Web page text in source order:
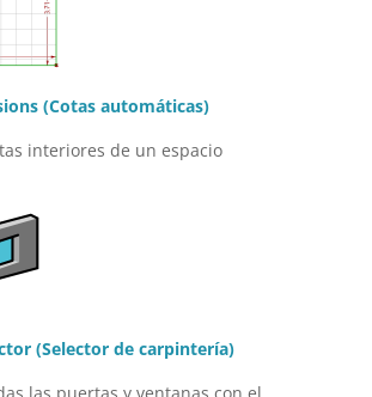
(Cotas automáticas)
interiores de un espacio
(Selector de carpintería)